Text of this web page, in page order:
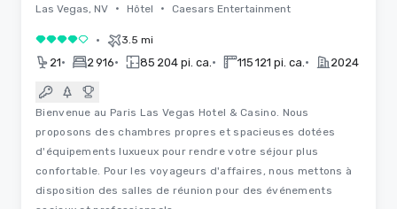
Las Vegas, NV • Hôtel • Caesars Entertainment
4 sur 5 • 3.5 mi
21• 2 916• 85 204 pi. ca. • 115 121 pi. ca. • 2024
Bienvenue au Paris Las Vegas Hotel & Casino. Nous
proposons des chambres propres et spacieuses dotées
d'équipements luxueux pour rendre votre séjour plus
confortable. Pour les voyageurs d'affaires, nous mettons à
disposition des salles de réunion pour des événements